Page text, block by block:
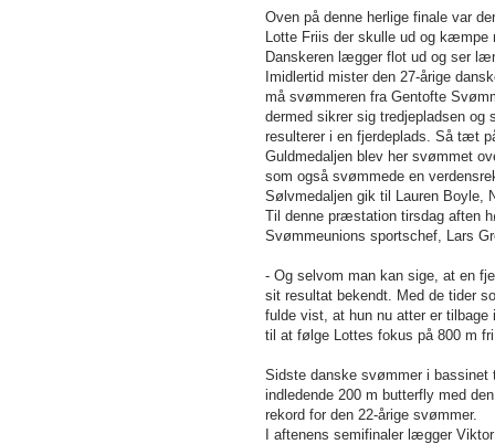
Oven på denne herlige finale var
Lotte Friis der skulle ud og kæmpe
Danskeren lægger flot ud og ser
Imidlertid mister den 27-årige
må svømmeren fra Gentofte
dermed sikrer sig tredjepladsen og
resulterer i en fjerdeplads. Så tæt
Guldmedaljen blev her svømmet
som også svømmede en
Sølvmedaljen gik til Lauren Boyle,
Til denne præstation tirsdag aften
Svømmeunions sportschef, Lars
- Og selvom man kan sige, at en
sit resultat bekendt. Med de tider
fulde vist, at hun nu atter er
til at følge Lottes fokus på 800 m
Sidste danske svømmer i bassinet
indledende 200 m butterfly med
rekord for den 22-årige svømmer.
I aftenens semifinaler lægger